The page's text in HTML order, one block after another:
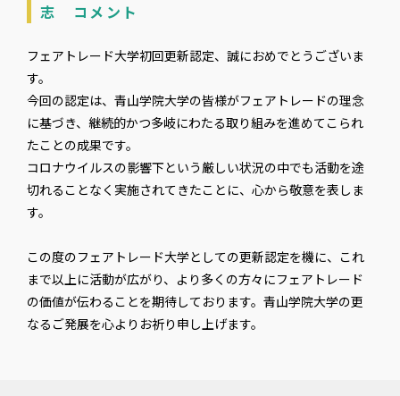
志 コメント
フェアトレード大学初回更新認定、誠におめでとうございま
す。
今回の認定は、青山学院大学の皆様がフェアトレードの理念
に基づき、継続的かつ多岐にわたる取り組みを進めてこられ
たことの成果です。
コロナウイルスの影響下という厳しい状況の中でも活動を途
切れることなく実施されてきたことに、心から敬意を表しま
す。
この度のフェアトレード大学としての更新認定を機に、これ
まで以上に活動が広がり、より多くの方々にフェアトレード
の価値が伝わることを期待しております。青山学院大学の更
なるご発展を心よりお祈り申し上げます。